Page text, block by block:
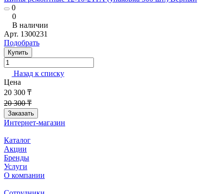
0
0
В наличии
Арт. 1300231
Подобрать
Купить
Назад к списку
Цена
20 300 ₸
20 300 ₸
Заказать
Интернет-магазин
Каталог
Акции
Бренды
Услуги
О компании